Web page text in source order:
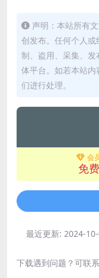
声明：本站所有
创发布。任何个人
制、盗用、采集、
体平台。如若本站
们进行处理。
会
免费
最近更新: 2024-
下载遇到问题？可联